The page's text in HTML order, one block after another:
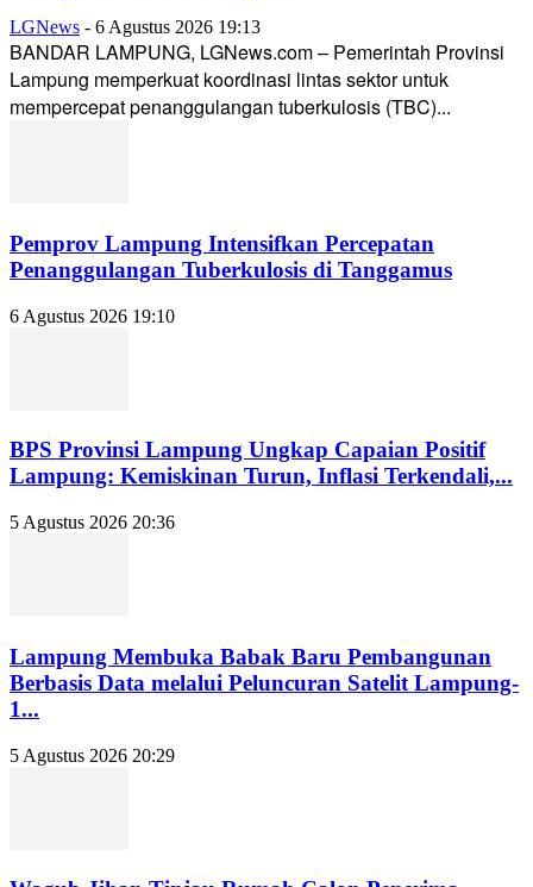
LGNews - 6 Agustus 2026 19:13
BANDAR LAMPUNG, LGNews.com – Pemerintah Provinsi
Lampung memperkuat koordinasi lintas sektor untuk
mempercepat penanggulangan tuberkulosis (TBC)...
Pemprov Lampung Intensifkan Percepatan
Penanggulangan Tuberkulosis di Tanggamus
6 Agustus 2026 19:10
BPS Provinsi Lampung Ungkap Capaian Positif
Lampung: Kemiskinan Turun, Inflasi Terkendali,...
5 Agustus 2026 20:36
Lampung Membuka Babak Baru Pembangunan
Berbasis Data melalui Peluncuran Satelit Lampung-
1...
5 Agustus 2026 20:29